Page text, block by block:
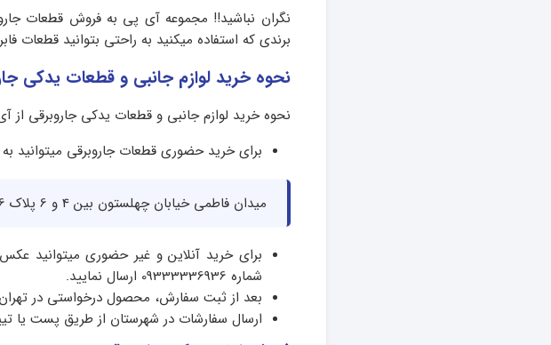
نگران نباشید!! مجموعه آی پی به فروش قطعات
برندی که استفاده میکنید به راحتی بتوانید قطعات
نحوه خرید لوازم جانبی و قطعات یدکی
نحوه خرید لوازم جانبی و قطعات یدکی جاروبرقی از
برای خرید حضوری قطعات جاروبرقی میتوانید
میدان فاطمی خیابان چهلستون بین 4 و 6 پلاک 46
برای خرید آنلاین و غیر حضوری میتوانید
شماره 09333336936 ارسال نمایید.
بعد از ثبت سفارش، محصول درخواستی در
ارسال سفارشات در شهرستان از طریق پست یا